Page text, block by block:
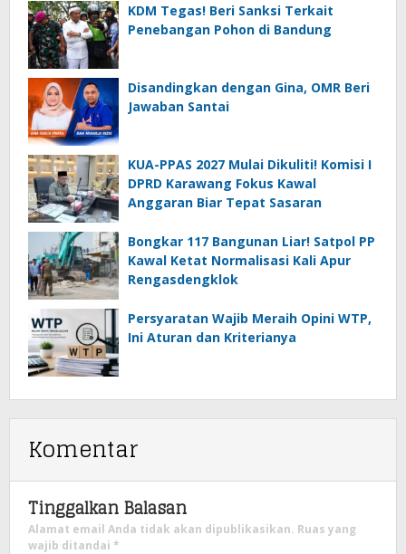
KDM Tegas! Beri Sanksi Terkait
Penebangan Pohon di Bandung
Disandingkan dengan Gina, OMR Beri
Jawaban Santai
KUA-PPAS 2027 Mulai Dikuliti! Komisi I
DPRD Karawang Fokus Kawal
Anggaran Biar Tepat Sasaran
Bongkar 117 Bangunan Liar! Satpol PP
Kawal Ketat Normalisasi Kali Apur
Rengasdengklok
Persyaratan Wajib Meraih Opini WTP,
Ini Aturan dan Kriterianya
Komentar
Tinggalkan Balasan
Alamat email Anda tidak akan dipublikasikan. Ruas yang
wajib ditandai *